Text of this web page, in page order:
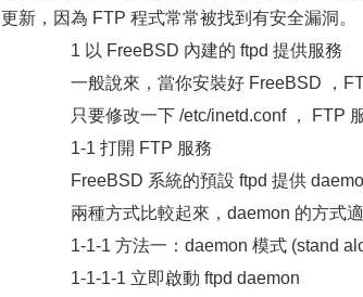
更新，因為 FTP 程式常常被找到有安全漏洞。
1 以 FreeBSD 內建的 ftpd 提供服務
一般說來，當你安裝好 FreeBSD ，
只要修改一下 /etc/inetd.conf ， FTP
1-1 打開 FTP 服務
FreeBSD 系統的預設 ftpd 提供
兩種方式比較起來，daemon 的方式適
1-1-1 方法一：daemon 模式 (stand
1-1-1-1 立即啟動 ftpd daemon